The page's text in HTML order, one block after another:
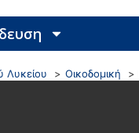
Λυκείου Οικοδομική